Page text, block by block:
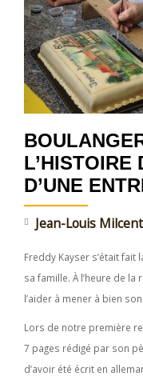
L’HISTOIRE
D’UNE
Jean-Louis Milcent
Freddy Kayser s’était
sa famille. À l’heure de
l’aider à mener à bien
Lors de notre première
7 pages rédigé par son
d’avoir été écrit en